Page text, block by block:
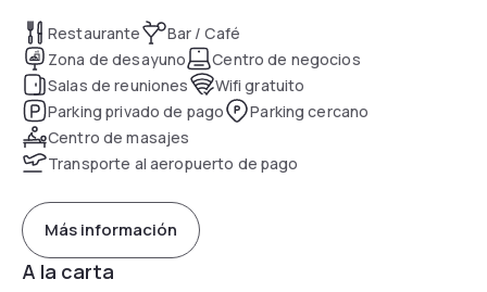
Restaurante
Bar / Café
Zona de desayuno
Centro de negocios
Salas de reuniones
Wifi gratuito
Parking privado de pago
Parking cercano
Centro de masajes
Transporte al aeropuerto de pago
Más información
A la carta